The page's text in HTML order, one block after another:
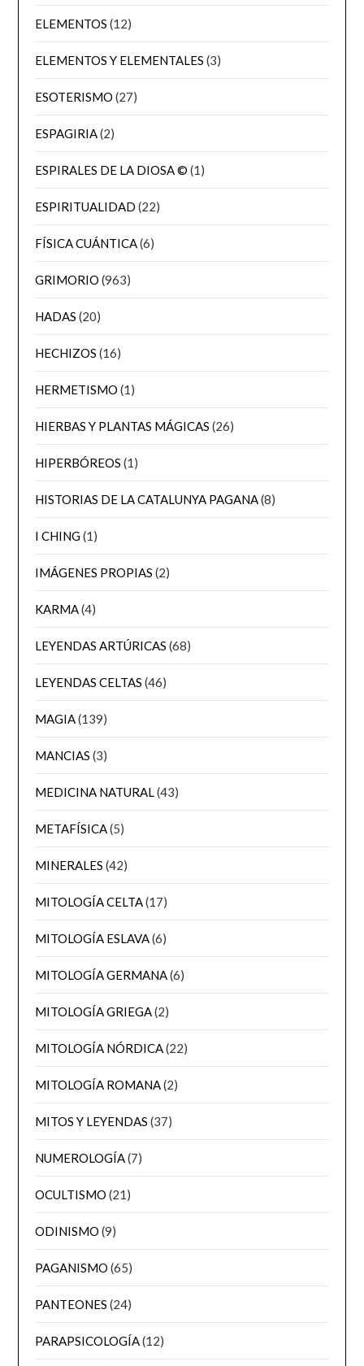
ELEMENTOS (12)
ELEMENTOS Y ELEMENTALES (3)
ESOTERISMO (27)
ESPAGIRIA(2)
ESPIRALES DE LA DIOSA © (1)
ESPIRITUALIDAD (22)
FÍSICA CUÁNTICA(6)
GRIMORIO (963)
HADAS (20)
HECHIZOS (16)
HERMETISMO (1)
HIERBAS Y PLANTAS MÁGICAS (26)
HIPERBÓREOS (1)
HISTORIAS DE LA CATALUNYA PAGANA(8)
I CHING(1)
IMÁGENES PROPIAS (2)
KARMA(4)
LEYENDAS ARTÚRICAS (68)
LEYENDAS CELTAS (46)
MAGIA(139)
MANCIAS (3)
MEDICINA NATURAL(43)
METAFÍSICA(5)
MINERALES (42)
MITOLOGÍA CELTA(17)
MITOLOGÍA ESLAVA(6)
MITOLOGÍA GERMANA(6)
MITOLOGÍA GRIEGA(2)
MITOLOGÍA NÓRDICA(22)
MITOLOGÍA ROMANA(2)
MITOS Y LEYENDAS (37)
NUMEROLOGÍA(7)
OCULTISMO (21)
ODINISMO (9)
PAGANISMO (65)
PANTEONES (24)
PARAPSICOLOGÍA(12)